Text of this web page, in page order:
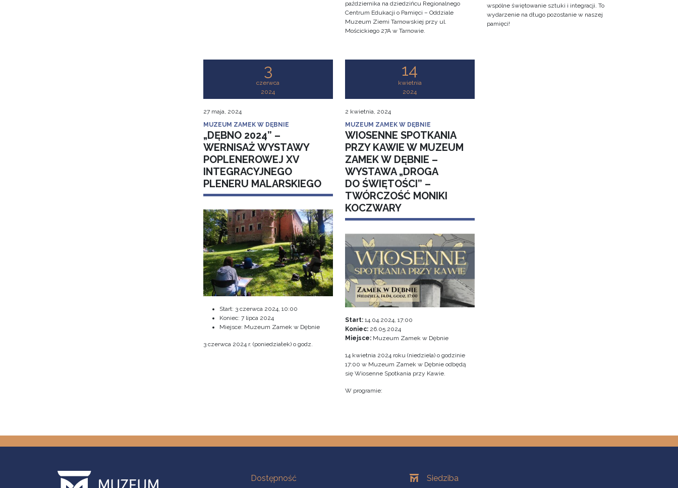
października na dziedzińcu Regionalnego
Centrum Edukacji o Pamięci – Oddziale
Muzeum Ziemi Tarnowskiej przy ul.
Mościckiego 27A w Tarnowie.
wspólne świętowanie sztuki i integracji. To
wydarzenie na długo pozostanie w naszej
pamięci!
3
czerwca
2024
27 maja, 2024
MUZEUM ZAMEK W DĘBNIE
„DĘBNO 2024” –
WERNISAŻ WYSTAWY
POPLENEROWEJ XV
INTEGRACYJNEGO
PLENERU MALARSKIEGO
Start: 3 czerwca 2024, 10:00
Koniec: 7 lipca 2024
Miejsce: Muzeum Zamek w Dębnie
3 czerwca 2024 r. (poniedziałek) o godz.
14
kwietnia
2024
2 kwietnia, 2024
MUZEUM ZAMEK W DĘBNIE
WIOSENNE SPOTKANIA
PRZY KAWIE W MUZEUM
ZAMEK W DĘBNIE –
WYSTAWA „DROGA
DO ŚWIĘTOŚCI” –
TWÓRCZOŚĆ MONIKI
KOCZWARY
Start:14.04.2024, 17:00
Koniec:26.05.2024
Miejsce:Muzeum Zamek w Dębnie
14 kwietnia 2024 roku (niedziela) o godzinie
17:00 w Muzeum Zamek w Dębnie odbędą
się Wiosenne Spotkania przy Kawie.
W programie:
Na skróty
Dostępność
OddziałySiedziba